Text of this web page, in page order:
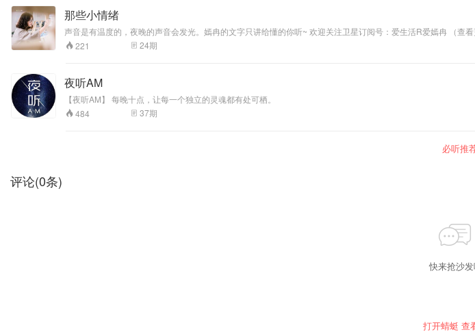
那些小情绪
声音是有温度的，夜晚的声音会发光。嫣冉的文字只讲给懂的你听~ 欢迎关注卫星订阅号：爱生活R爱嫣冉 （查
221
24期
夜听AM
【夜听AM】 每晚十点，让每一个独立的灵魂都有处可栖。
484
37期
必听推
评论(0条)
快来抢沙发
打开蜻蜓 查